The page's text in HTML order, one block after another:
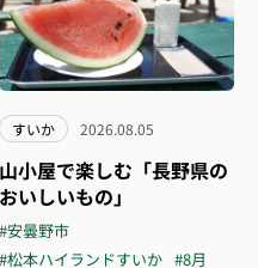
すいか 2026.08.05
山小屋で楽しむ「長野県の
おいしいもの」
#安曇野市
#松本ハイランドすいか #8月